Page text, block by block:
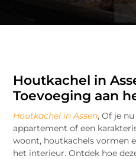
Houtkachel in
Toevoeging aan
Houtkachel in Assen, Of je
appartement of een
woont, houtkachels vormen
het interieur. Ontdek hoe